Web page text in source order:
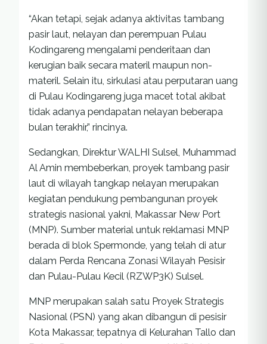
“Akan tetapi, sejak adanya aktivitas tambang
pasir laut, nelayan dan perempuan Pulau
Kodingareng mengalami penderitaan dan
kerugian baik secara materil maupun non-
materil. Selain itu, sirkulasi atau perputaran uang
di Pulau Kodingareng juga macet total akibat
tidak adanya pendapatan nelayan beberapa
bulan terakhir,” rincinya.
Sedangkan, Direktur WALHI Sulsel, Muhammad
Al Amin membeberkan, proyek tambang pasir
laut di wilayah tangkap nelayan merupakan
kegiatan pendukung pembangunan proyek
strategis nasional yakni, Makassar New Port
(MNP). Sumber material untuk reklamasi MNP
berada di blok Spermonde, yang telah di atur
dalam Perda Rencana Zonasi Wilayah Pesisir
dan Pulau-Pulau Kecil (RZWP3K) Sulsel.
MNP merupakan salah satu Proyek Strategis
Nasional (PSN) yang akan dibangun di pesisir
Kota Makassar, tepatnya di Kelurahan Tallo dan